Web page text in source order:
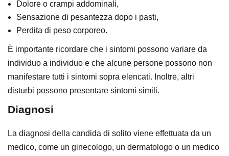
Dolore o crampi addominali,
Sensazione di pesantezza dopo i pasti,
Perdita di peso corporeo.
È importante ricordare che i sintomi possono variare da
individuo a individuo e che alcune persone possono non
manifestare tutti i sintomi sopra elencati. Inoltre, altri
disturbi possono presentare sintomi simili.
Diagnosi
La diagnosi della candida di solito viene effettuata da un
medico, come un ginecologo, un dermatologo o un medico